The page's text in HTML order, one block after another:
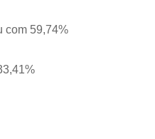
com 59,74%